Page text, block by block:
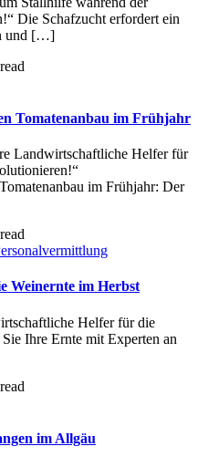
Die Schafzucht erfordert ein
und […]
Tomatenanbau im Frühjahr
Landwirtschaftliche Helfer für
im Frühjahr: Der
Weinernte im Herbst
Helfer für die
Ihre Ernte mit Experten an
im Allgäu